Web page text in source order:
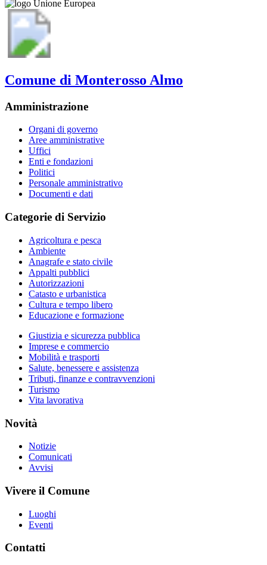
Comune di Monterosso Almo
Amministrazione
Organi di governo
Aree amministrative
Uffici
Enti e fondazioni
Politici
Personale amministrativo
Documenti e dati
Categorie di Servizio
Agricoltura e pesca
Ambiente
Anagrafe e stato civile
Appalti pubblici
Autorizzazioni
Catasto e urbanistica
Cultura e tempo libero
Educazione e formazione
Giustizia e sicurezza pubblica
Imprese e commercio
Mobilità e trasporti
Salute, benessere e assistenza
Tributi, finanze e contravvenzioni
Turismo
Vita lavorativa
Novità
Notizie
Comunicati
Avvisi
Vivere il Comune
Luoghi
Eventi
Contatti